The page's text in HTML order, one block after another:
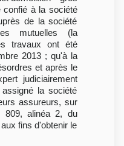
confié à la société
de la société
mutuelles (la
travaux ont été
2013 ; qu'à la
et après le
judiciairement
la société
assureurs, sur
809, alinéa 2, du
fins d'obtenir le